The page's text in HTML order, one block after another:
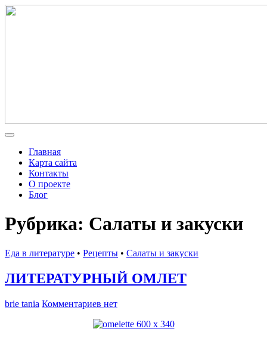
Главная
Карта сайта
Контакты
О проекте
Блог
Рубрика: Салаты и закуски
Еда в литературе • Рецепты • Салаты и закуски
ЛИТЕРАТУРНЫЙ ОМЛЕТ
brie tania Комментариев нет